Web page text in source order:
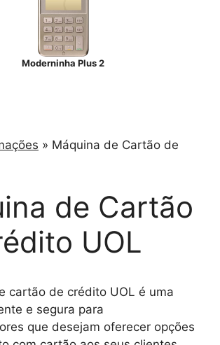
Moderninha Plus 2
» Máquina de Cartão de
de Cartão
UOL
cartão de crédito UOL é uma
e segura para
que desejam oferecer opções